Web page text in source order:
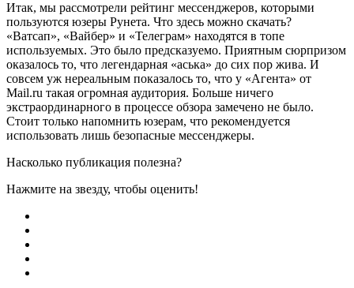
Итак, мы рассмотрели рейтинг мессенджеров, которыми
пользуются юзеры Рунета. Что здесь можно скачать?
«Ватсап», «Вайбер» и «Телеграм» находятся в топе
используемых. Это было предсказуемо. Приятным сюрпризом
оказалось то, что легендарная «аська» до сих пор жива. И
совсем уж нереальным показалось то, что у «Агента» от
Mail.ru такая огромная аудитория. Больше ничего
экстраординарного в процессе обзора замечено не было.
Стоит только напомнить юзерам, что рекомендуется
использовать лишь безопасные мессенджеры.
Насколько публикация полезна?
Нажмите на звезду, чтобы оценить!